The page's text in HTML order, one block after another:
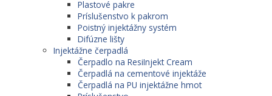
Plastové pakre
Príslušenstvo k pakrom
Poistný injektážny systém
Difúzne lišty
Injektážne čerpadlá
Čerpadlo na ResiInjekt Cream
Čerpadlá na cementové injektáže
Čerpadlá na PU injektážne hmot